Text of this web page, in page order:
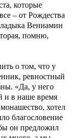
которые
– от Рождества
Вениамин
помню,
о том, что у
ревностный
«Да, у него
и в наше время
хотел
благословение
он предложил